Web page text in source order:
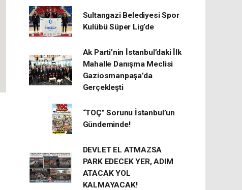
Sultangazi Belediyesi Spor
Kulübü Süper Lig’de
Ak Parti’nin İstanbul’daki İlk
Mahalle Danışma Meclisi
Gaziosmanpaşa’da
Gerçekleşti
“TOÇ” Sorunu İstanbul’un
Gündeminde!
DEVLET EL ATMAZSA
PARK EDECEK YER, ADIM
ATACAK YOL
KALMAYACAK!